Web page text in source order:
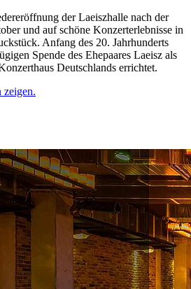
der Laeiszhalle nach der
und auf schöne Konzerterlebnisse in
Anfang des 20. Jahrhunderts
Spende des Ehepaares Laeisz als
Deutschlands errichtet.
zeigen.